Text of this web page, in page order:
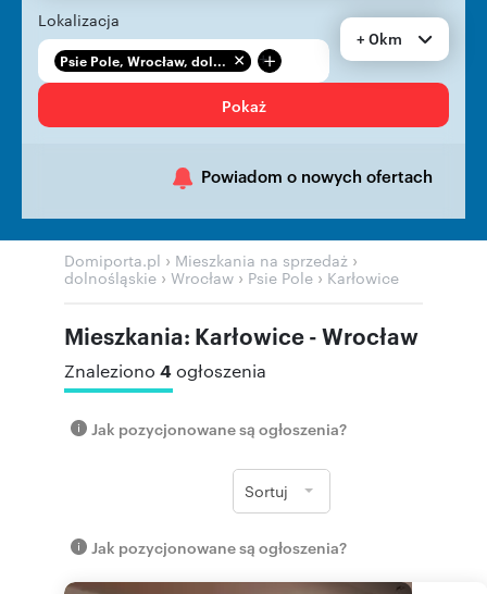
Lokalizacja
Psie Pole, Wrocław, dol... +
+ 0km
Pokaż
Powiadom o nowych ofertach
Domiporta.pl › Mieszkania na sprzedaż ›
dolnośląskie › Wrocław › Psie Pole › Karłowice
Mieszkania: Karłowice - Wrocław
Znaleziono 4ogłoszenia
Jak pozycjonowane są ogłoszenia?
Sortuj
Jak pozycjonowane są ogłoszenia?